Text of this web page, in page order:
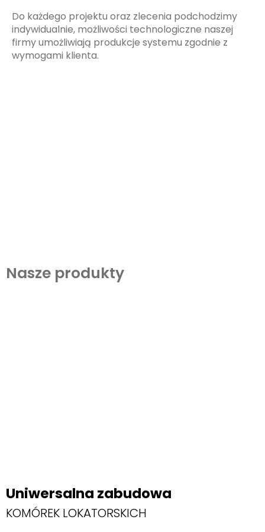
Do każdego projektu oraz zlecenia podchodzimy
indywidualnie, możliwości technologiczne naszej
firmy umożliwiają produkcje systemu zgodnie z
wymogami klienta.
Nasze produkty
Uniwersalna zabudowa
KOMÓREK LOKATORSKICH